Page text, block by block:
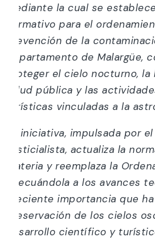
mediante la cual se
normativo para el
prevención de la
Departamento de Malargüe,
proteger el cielo nocturno,
salud pública y las
turísticas vinculadas a la
La iniciativa, impulsada por
Justicialista, actualiza la
materia y reemplaza la
adecuándola a los avances
creciente importancia que
preservación de los cielos
desarrollo científico y